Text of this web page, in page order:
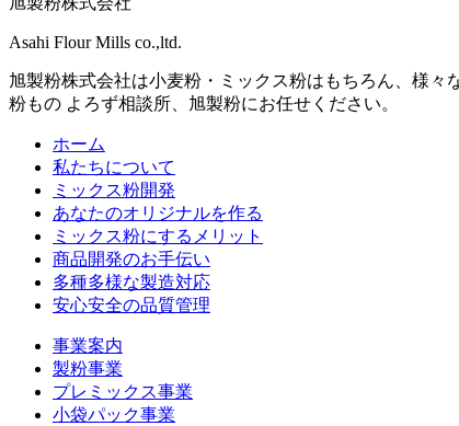
Asahi Flour Mills co.,ltd.
旭製粉株式会社は小麦粉・ミックス粉はもちろん、様々
粉もの よろず相談所、旭製粉にお任せください。
ホーム
私たちについて
ミックス粉開発
あなたのオリジナルを作る
ミックス粉にするメリット
商品開発のお手伝い
多種多様な製造対応
安心安全の品質管理
事業案内
製粉事業
プレミックス事業
小袋パック事業